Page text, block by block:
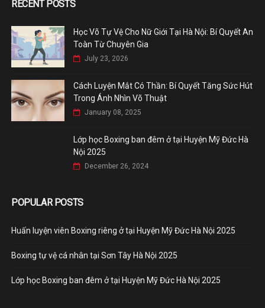
RECENT POSTS
Học Võ Tự Vệ Cho Nữ Giới Tại Hà Nội: Bí Quyết An
Toàn Từ Chuyên Gia
July 23, 2026
Cách Luyện Mắt Có Thần: Bí Quyết Tăng Sức Hút
Trong Ánh Nhìn Võ Thuật
January 08, 2025
Lớp học Boxing ban đêm ở tại Huyện Mỹ Đức Hà
Nội 2025
December 26, 2024
POPULAR POSTS
Huấn luyện viên Boxing riêng ở tại Huyện Mỹ Đức Hà Nội 2025
Boxing tự vệ cá nhân tại Sơn Tây Hà Nội 2025
Lớp học Boxing ban đêm ở tại Huyện Mỹ Đức Hà Nội 2025